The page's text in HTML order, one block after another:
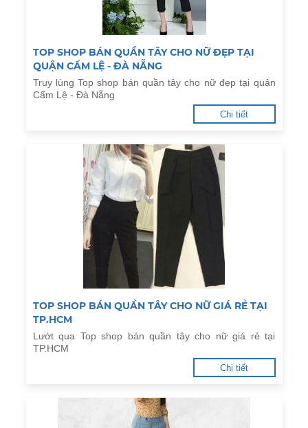
TOP SHOP BÁN QUẦN TÂY CHO NỮ ĐẸP TẠI
QUẬN CẨM LỆ - ĐÀ NẴNG
Truy lùng Top shop bán quần tây cho nữ đẹp tại quận
Cẩm Lệ - Đà Nẵng
Chi tiết
TOP SHOP BÁN QUẦN TÂY CHO NỮ GIÁ RẺ TẠI
TP.HCM
Lướt qua Top shop bán quần tây cho nữ giá rẻ tại
TP.HCM
Chi tiết